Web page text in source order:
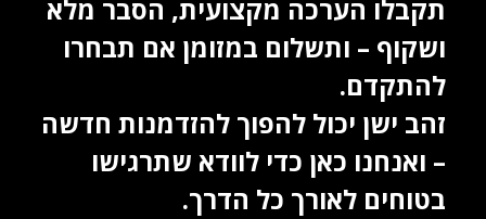
תקבלו הערכה מקצועית, הסבר מלא
ושקוף – ותשלום במזומן אם תבחרו
להתקדם.
זהב ישן יכול להפוך להזדמנות חדשה
– ואנחנו כאן כדי לוודא שתרגישו
בטוחים לאורך כל הדרך.